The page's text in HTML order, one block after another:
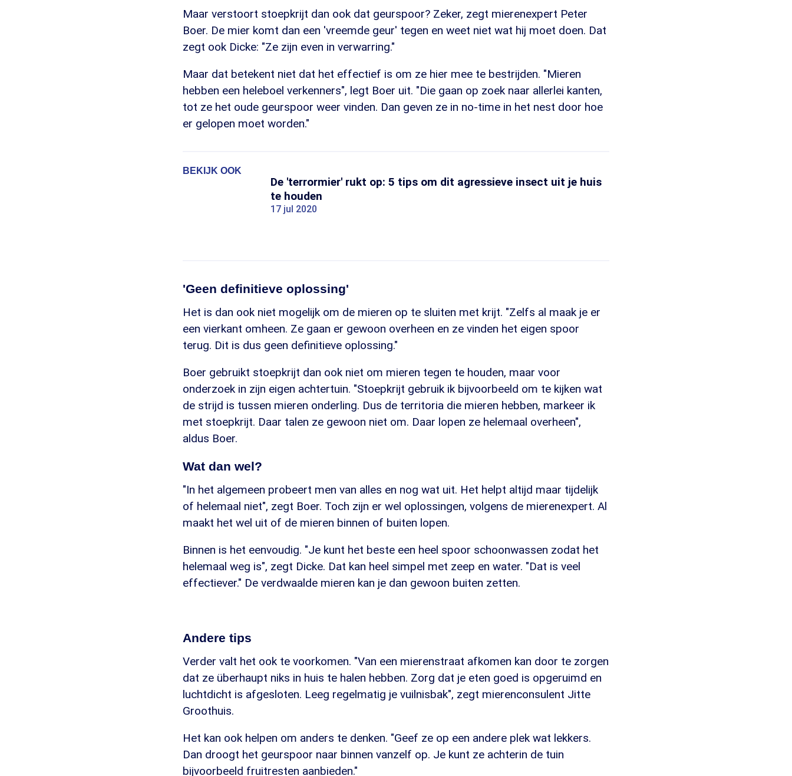
Maar verstoort stoepkrijt dan ook dat geurspoor? Zeker, zegt mierenexpert Peter
Boer. De mier komt dan een 'vreemde geur' tegen en weet niet wat hij moet doen. Dat
zegt ook Dicke: "Ze zijn even in verwarring."
Maar dat betekent niet dat het effectief is om ze hier mee te bestrijden. "Mieren
hebben een heleboel verkenners", legt Boer uit. "Die gaan op zoek naar allerlei kanten,
tot ze het oude geurspoor weer vinden. Dan geven ze in no-time in het nest door hoe
er gelopen moet worden."
BEKIJK OOK
De 'terrormier' rukt op: 5 tips om dit agressieve insect uit je huis
te houden
17 jul 2020
'Geen definitieve oplossing'
Het is dan ook niet mogelijk om de mieren op te sluiten met krijt. "Zelfs al maak je er
een vierkant omheen. Ze gaan er gewoon overheen en ze vinden het eigen spoor
terug. Dit is dus geen definitieve oplossing."
Boer gebruikt stoepkrijt dan ook niet om mieren tegen te houden, maar voor
onderzoek in zijn eigen achtertuin. "Stoepkrijt gebruik ik bijvoorbeeld om te kijken wat
de strijd is tussen mieren onderling. Dus de territoria die mieren hebben, markeer ik
met stoepkrijt. Daar talen ze gewoon niet om. Daar lopen ze helemaal overheen",
aldus Boer.
Wat dan wel?
"In het algemeen probeert men van alles en nog wat uit. Het helpt altijd maar tijdelijk
of helemaal niet", zegt Boer. Toch zijn er wel oplossingen, volgens de mierenexpert. Al
maakt het wel uit of de mieren binnen of buiten lopen.
Binnen is het eenvoudig. "Je kunt het beste een heel spoor schoonwassen zodat het
helemaal weg is", zegt Dicke. Dat kan heel simpel met zeep en water. "Dat is veel
effectiever." De verdwaalde mieren kan je dan gewoon buiten zetten.
Andere tips
Verder valt het ook te voorkomen. "Van een mierenstraat afkomen kan door te zorgen
dat ze überhaupt niks in huis te halen hebben. Zorg dat je eten goed is opgeruimd en
luchtdicht is afgesloten. Leeg regelmatig je vuilnisbak", zegt mierenconsulent Jitte
Groothuis.
Het kan ook helpen om anders te denken. "Geef ze op een andere plek wat lekkers.
Dan droogt het geurspoor naar binnen vanzelf op. Je kunt ze achterin de tuin
bijvoorbeeld fruitresten aanbieden."